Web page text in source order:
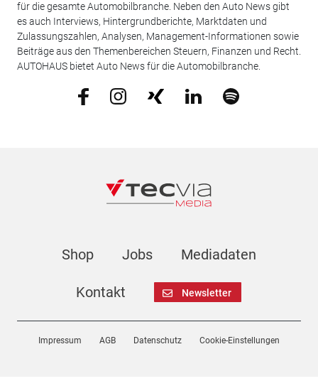
für die gesamte Automobilbranche. Neben den Auto News gibt
es auch Interviews, Hintergrundberichte, Marktdaten und
Zulassungszahlen, Analysen, Management-Informationen sowie
Beiträge aus den Themenbereichen Steuern, Finanzen und Recht.
AUTOHAUS bietet Auto News für die Automobilbranche.
Shop Jobs Mediadaten
Kontakt Newsletter
Impressum AGB Datenschutz Cookie-Einstellungen